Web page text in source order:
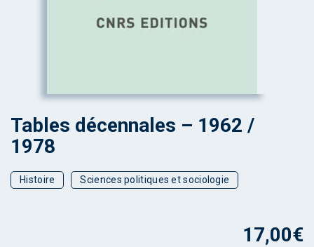
Tables décennales – 1962 /
1978
Histoire Sciences politiques et sociologie
17,00€